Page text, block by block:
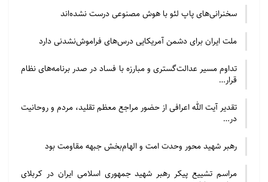
سخنرانی‌های پاپ لئو با هوش مصنوعی درست نشده‌اند
ملت ایران برای دشمن آمریکایی درس‌های فراموش‌نشدنی دارد
تداوم مسیر عدالت‌گستری و مبارزه با فساد در صدر برنامه‌های نظام
قرار…
تقدیر آیت الله اعرافی از حضور مراجع معظم تقلید، مردم و روحانیت
در…
رهبر شهید محور وحدت امت و الهام‌بخش جبهه مقاومت بود
مراسم تشییع پیکر رهبر شهید جمهوری اسلامی ایران در کربلای